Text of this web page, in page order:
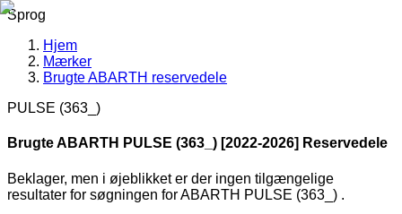
Sprog
Hjem
Mærker
Brugte ABARTH reservedele
PULSE (363_)
Brugte ABARTH PULSE (363_) [2022-2026] Reservedele
Beklager, men i øjeblikket er der ingen tilgængelige
resultater for søgningen forABARTH PULSE (363_) .